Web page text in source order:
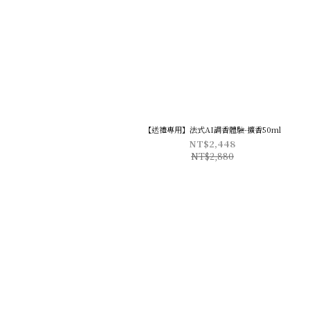
【送禮專用】法式AI調香體驗-擴香50ml
NT$2,448
NT$2,880